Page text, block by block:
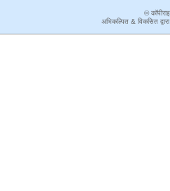
©
अभिकल्पित & विकसित